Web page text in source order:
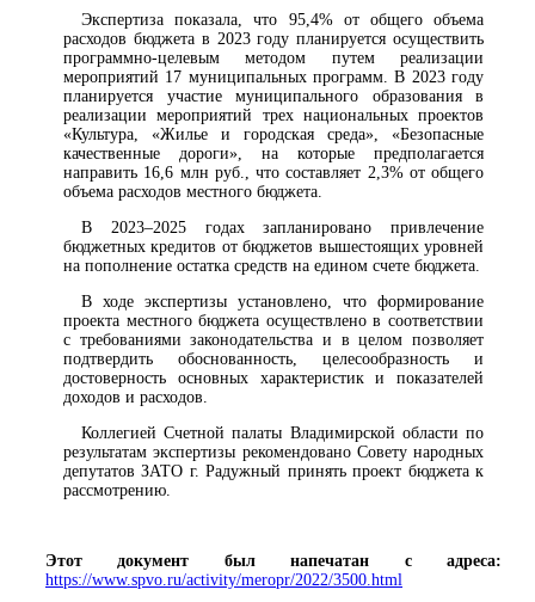
Экспертиза показала, что 95,4% от общего объема
расходов бюджета в 2023 году планируется осуществить
программно-целевым методом путем реализации
мероприятий 17 муниципальных программ. В 2023 году
планируется участие муниципального образования в
реализации мероприятий трех национальных проектов
«Культура, «Жилье и городская среда», «Безопасные
качественные дороги», на которые предполагается
направить 16,6 млн руб., что составляет 2,3% от общего
объема расходов местного бюджета.
В 2023–2025 годах запланировано привлечение
бюджетных кредитов от бюджетов вышестоящих уровней
на пополнение остатка средств на едином счете бюджета.
В ходе экспертизы установлено, что формирование
проекта местного бюджета осуществлено в соответствии
с требованиями законодательства и в целом позволяет
подтвердить обоснованность, целесообразность и
достоверность основных характеристик и показателей
доходов и расходов.
Коллегией Счетной палаты Владимирской области по
результатам экспертизы рекомендовано Совету народных
депутатов ЗАТО г. Радужный принять проект бюджета к
рассмотрению.
Этот документ был напечатан с адреса:
https://www.spvo.ru/activity/meropr/2022/3500.html